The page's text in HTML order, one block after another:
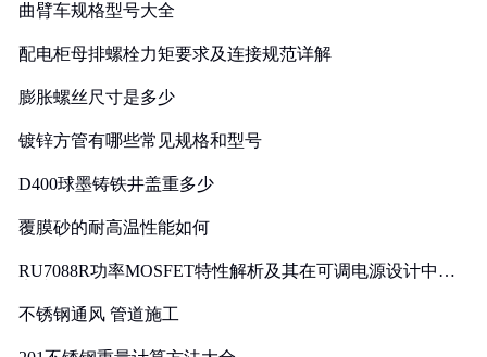
曲臂车规格型号大全
配电柜母排螺栓力矩要求及连接规范详解
膨胀螺丝尺寸是多少
镀锌方管有哪些常见规格和型号
D400球墨铸铁井盖重多少
覆膜砂的耐高温性能如何
RU7088R功率MOSFET特性解析及其在可调电源设计中的
不锈钢通风 管道施工